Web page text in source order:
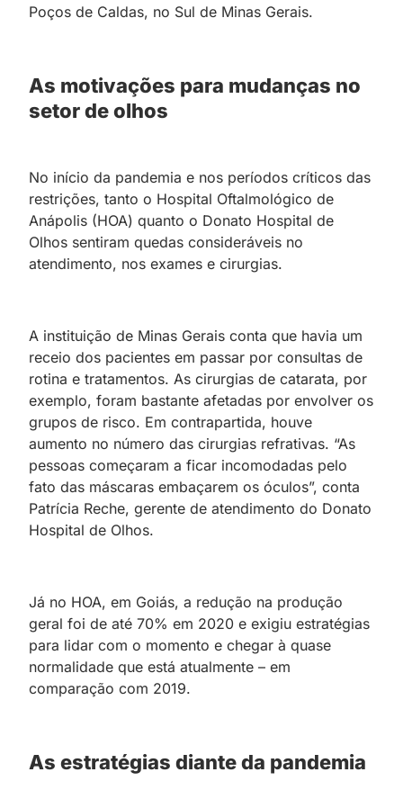
Poços de Caldas, no Sul de Minas Gerais.
As motivações para mudanças no
setor de olhos
No início da pandemia e nos períodos críticos das
restrições, tanto o Hospital Oftalmológico de
Anápolis (HOA) quanto o Donato Hospital de
Olhos sentiram quedas consideráveis no
atendimento, nos exames e cirurgias.
A instituição de Minas Gerais conta que havia um
receio dos pacientes em passar por consultas de
rotina e tratamentos. As cirurgias de catarata, por
exemplo, foram bastante afetadas por envolver os
grupos de risco. Em contrapartida, houve
aumento no número das cirurgias refrativas. “As
pessoas começaram a ficar incomodadas pelo
fato das máscaras embaçarem os óculos”, conta
Patrícia Reche, gerente de atendimento do Donato
Hospital de Olhos.
Já no HOA, em Goiás, a redução na produção
geral foi de até 70% em 2020 e exigiu estratégias
para lidar com o momento e chegar à quase
normalidade que está atualmente – em
comparação com 2019.
As estratégias diante da pandemia